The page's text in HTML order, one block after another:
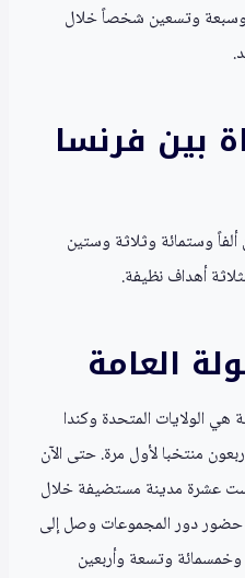
وسبعة وتسعين شخصاً خلال
بين فرنسا
ألفاً وستمائة وثلاثة وستين
أهداف نظيفة.
العامة
الولايات المتحدة وكندا
منتخبا لأول مرة. حتى الآن
ست عشرة مدينة مستضيفة خلال
حضور دور المجموعات وصل إلى
وخمسمائة وتسعة وأربعين